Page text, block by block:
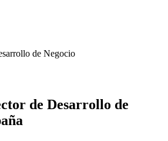
de Negocio
de Desarrollo de